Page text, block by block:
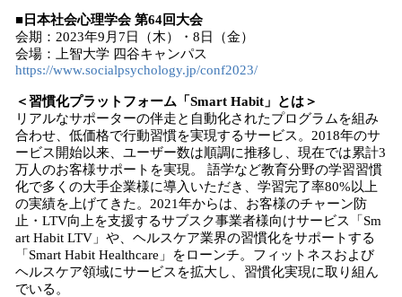
■日本社会心理学会 第64回大会
会期：2023年9月7日（木）・8日（金）
会場：上智大学 四谷キャンパス
https://www.socialpsychology.jp/conf2023/
＜習慣化プラットフォーム「Smart Habit」とは＞
リアルなサポーターの伴走と自動化されたプログラムを組み
合わせ、低価格で行動習慣を実現するサービス。2018年のサ
ービス開始以来、ユーザー数は順調に推移し、現在では累計3
万人のお客様サポートを実現。 語学など教育分野の学習習慣
化で多くの大手企業様に導入いただき、学習完了率80%以上
の実績を上げてきた。2021年からは、お客様のチャーン防
止・LTV向上を支援するサブスク事業者様向けサービス「Sm
art Habit LTV」や、ヘルスケア業界の習慣化をサポートする
「Smart Habit Healthcare」をローンチ。フィットネスおよび
ヘルスケア領域にサービスを拡大し、習慣化実現に取り組ん
でいる。